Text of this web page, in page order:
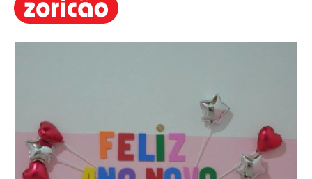
Zoricão
Escola / Centro de Educação
Planos
FAQ
Contato